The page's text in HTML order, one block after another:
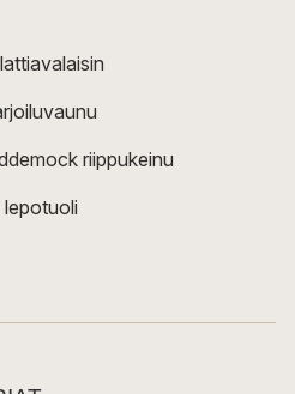
riippukeinu